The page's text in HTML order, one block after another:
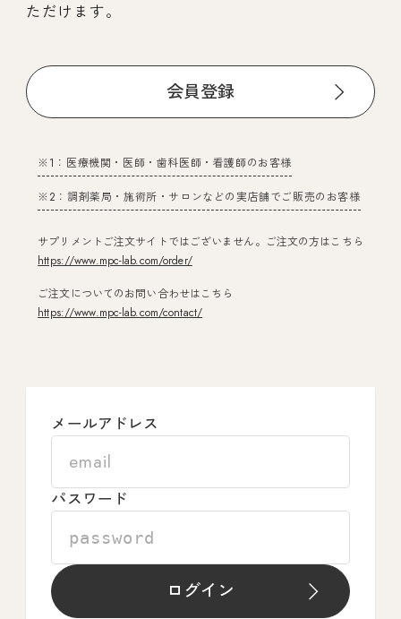
ただけます。
会員登録
※1：医療機関・医師・歯科医師・看護師のお客様
※2：調剤薬局・施術所・サロンなどの実店舗でご販売のお客様
サプリメントご注文サイトではございません。ご注文の方はこちら
https://www.mpc-lab.com/order/
ご注文についてのお問い合わせはこちら
https://www.mpc-lab.com/contact/
メールアドレス
パスワード
ログイン